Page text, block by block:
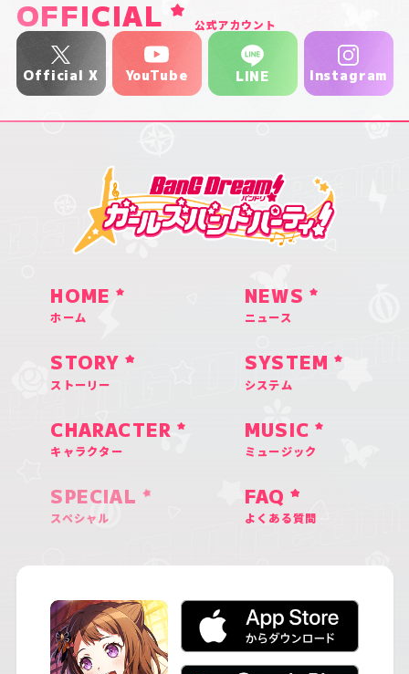
OFFICIAL 公式アカウント
Official X YouTube LINE Instagram
HOME
ホーム
NEWS
ニュース
STORY
ストーリー
SYSTEM
システム
CHARACTER
キャラクター
MUSIC
ミュージック
SPECIAL
スペシャル
FAQ
よくある質問